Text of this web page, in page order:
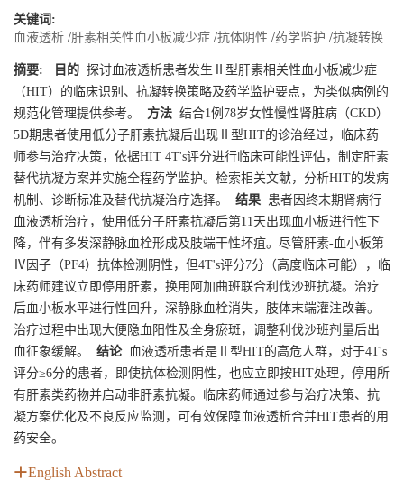
关键词:
血液透析 /肝素相关性血小板减少症 /抗体阴性 /药学监护 /抗凝转换
摘要: 目的 探讨血液透析患者发生Ⅱ型肝素相关性血小板减少症
（HIT）的临床识别、抗凝转换策略及药学监护要点，为类似病例的
规范化管理提供参考。
方法 结合1例78岁女性慢性肾脏病（CKD）
5D期患者使用低分子肝素抗凝后出现Ⅱ型HIT的诊治经过，临床药
师参与治疗决策，依据HIT 4T's评分进行临床可能性评估，制定肝素
替代抗凝方案并实施全程药学监护。检索相关文献，分析HIT的发病
机制、诊断标准及替代抗凝治疗选择。
结果 患者因终末期肾病行
血液透析治疗，使用低分子肝素抗凝后第11天出现血小板进行性下
降，伴有多发深静脉血栓形成及肢端干性坏疽。尽管肝素-血小板第
Ⅳ因子（PF4）抗体检测阴性，但4T's评分7分（高度临床可能），临
床药师建议立即停用肝素，换用阿加曲班联合利伐沙班抗凝。治疗
后血小板水平进行性回升，深静脉血栓消失，肢体末端灌注改善。
治疗过程中出现大便隐血阳性及全身瘀斑，调整利伐沙班剂量后出
血征象缓解。
结论血液透析患者是Ⅱ型HIT的高危人群，对于4T's
评分≥6分的患者，即使抗体检测阴性，也应立即按HIT处理，停用所
有肝素类药物并启动非肝素抗凝。临床药师通过参与治疗决策、抗
凝方案优化及不良反应监测，可有效保障血液透析合并HIT患者的用
药安全。
English Abstract